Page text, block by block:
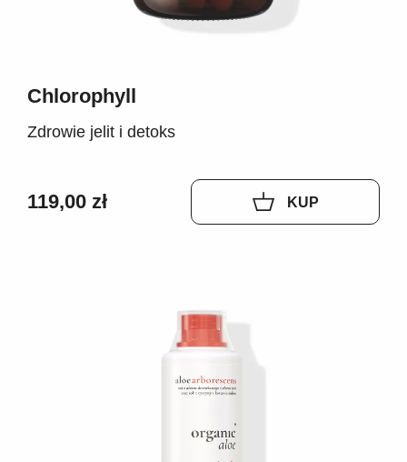
Chlorophyll
Zdrowie jelit i detoks
119,00 zł KUP